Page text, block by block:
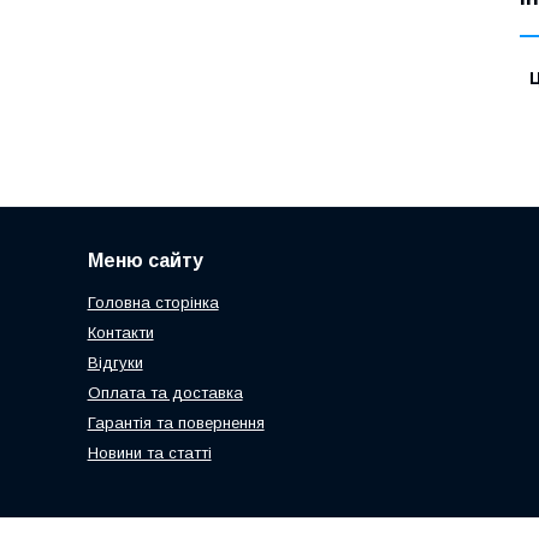
Меню сайту
Головна сторінка
Контакти
Відгуки
Оплата та доставка
Гарантія та повернення
Новини та статті